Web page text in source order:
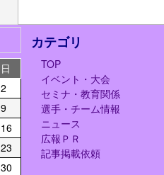
日
2
9
16
23
30
カテゴリ
TOP
イベント・大会
セミナ・教育関係
選手・チーム情報
ニュース
広報ＰＲ
記事掲載依頼